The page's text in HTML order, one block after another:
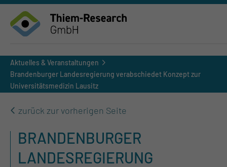
Aktuelles & Veranstaltungen
Brandenburger Landesregierung verabschiedet Konzept zur
Universitätsmedizin Lausitz
zurück zur vorherigen Seite
BRANDENBURGER
LANDESREGIERUNG